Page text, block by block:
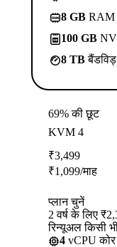
8 GB RAM
100 GB
8 TB
69% की छूट
KVM 4
₹3,499
₹1,099/माह
प्लान चुनें
2 वर्ष के लिए
रिन्यूअल किसी
4 vCPU कोर